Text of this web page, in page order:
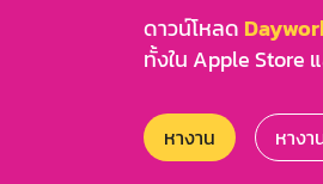
ดาวน์โหลด
ทั้งใน Apple Store
หางาน หาง